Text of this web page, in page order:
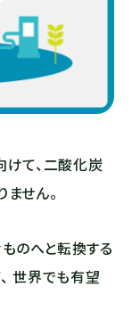
て、二酸化炭
せん。
のへと転換する
世界でも有望